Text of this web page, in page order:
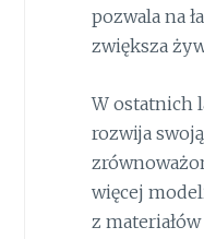
pozwala na
zwiększa
W ostatnich
rozwija
więcej
z